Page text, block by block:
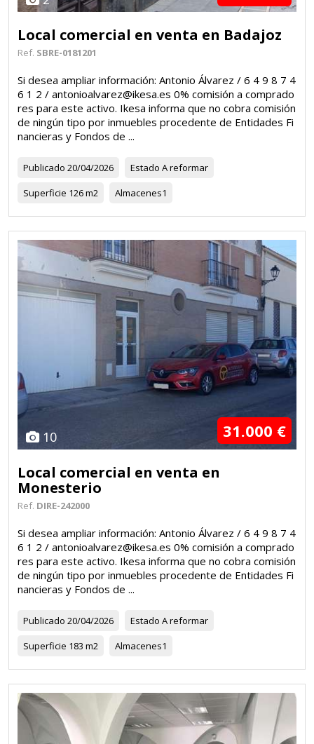
Local comercial en venta en Badajoz
Ref. SBRE-0181201
Si desea ampliar información: Antonio Álvarez / 6 4 9 8 7 4
6 1 2 / antonioalvarez@ikesa.es 0% comisión a comprado
res para este activo. Ikesa informa que no cobra comisión
de ningún tipo por inmuebles procedente de Entidades Fi
nancieras y Fondos de ...
Publicado 20/04/2026 Estado A reformar
Superficie 126 m2 Almacenes1
10 31.000 €
Local comercial en venta en
Monesterio
Ref. DIRE-242000
Si desea ampliar información: Antonio Álvarez / 6 4 9 8 7 4
6 1 2 / antonioalvarez@ikesa.es 0% comisión a comprado
res para este activo. Ikesa informa que no cobra comisión
de ningún tipo por inmuebles procedente de Entidades Fi
nancieras y Fondos de ...
Publicado 20/04/2026 Estado A reformar
Superficie 183 m2 Almacenes1